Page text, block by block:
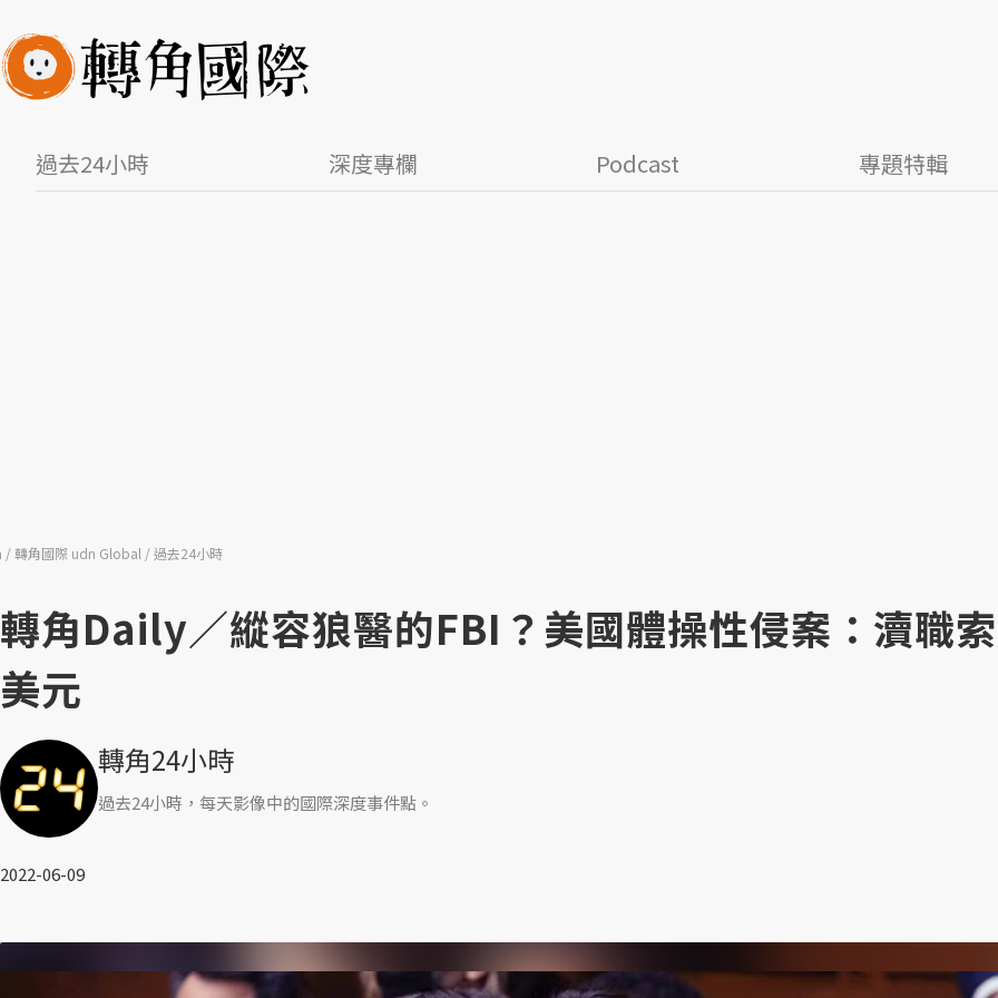
過去24小時 深度專欄 Podcast 專題特輯
轉角國際 udn Global 過去24小時
轉角Daily／縱容狼醫的FBI？美國體操性侵案：瀆職
美元
轉角24小時
過去24小時，每天影像中的國際深度事件點。
2022-06-09